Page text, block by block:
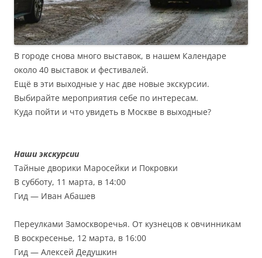
В городе снова много выставок, в нашем Календаре
около 40 выставок и фестивалей.
Ещё в эти выходные у нас две новые экскурсии.
Выбирайте мероприятия себе по интересам.
Куда пойти и что увидеть в Москве в выходные?
Наши экскурсии
Тайные дворики Маросейки и Покровки
В субботу, 11 марта, в 14:00
Гид — Иван Абашев
Переулками Замоскворечья. От кузнецов к овчинникам
В воскресенье, 12 марта, в 16:00
Гид — Алексей Дедушкин